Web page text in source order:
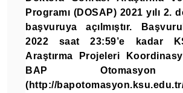
Programı (DOSAP) 2021 yılı 2.
başvuruya açılmıştır.
2022
saat 23:59’e kadar
Araştırma Projeleri
BAP Otomasyon
( http://